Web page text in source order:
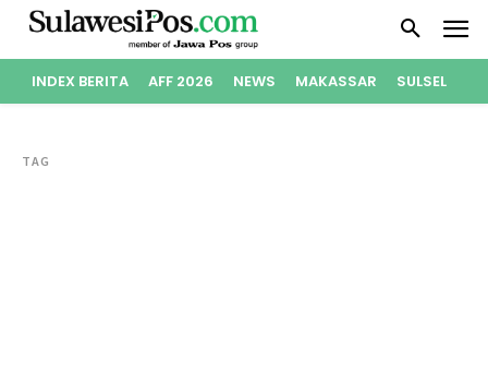
INDEX BERITA AFF 2026 NEWS MAKASSAR SULSEL
TAG